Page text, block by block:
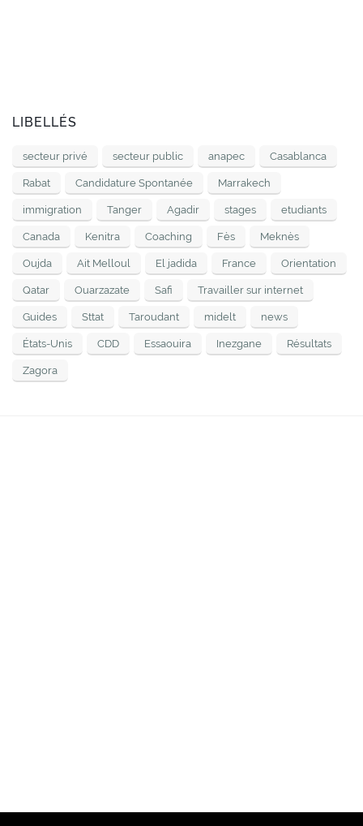
LIBELLÉS
secteur privé secteur public anapec Casablanca
Rabat Candidature Spontanée Marrakech
immigration Tanger Agadir stages etudiants
Canada Kenitra Coaching Fès Meknès
Oujda Ait Melloul El jadida France Orientation
Qatar Ouarzazate Safi Travailler sur internet
Guides Sttat Taroudant midelt news
États-Unis CDD Essaouira Inezgane Résultats
Zagora